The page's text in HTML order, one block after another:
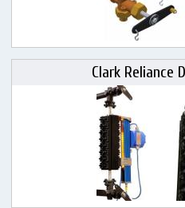
Clark Reliance